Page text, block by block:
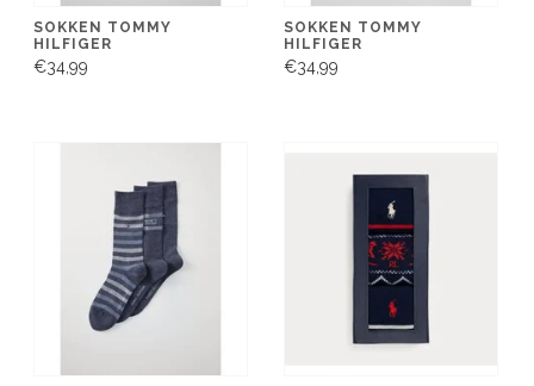
SOKKEN TOMMY
HILFIGER
€34,99
SOKKEN TOMMY
HILFIGER
€34,99